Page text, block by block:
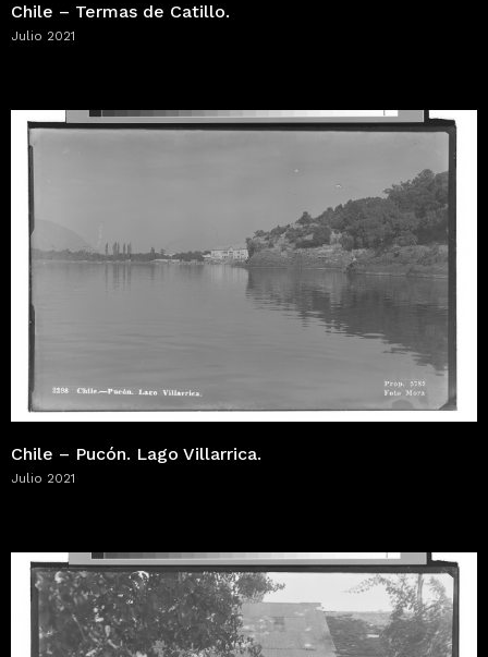
Chile – Termas de Catillo.
Julio 2021
Chile – Pucón. Lago Villarrica.
Julio 2021